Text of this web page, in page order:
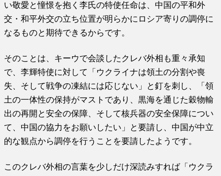
い敬愛と憧憬を抱く李氏の特使任命は、中国の平和外
交・和平外交の立ち位置が明らかにロシア寄りの調停に
なるものと期待できるからです。
そのことは、キーウで会談したクレバ外相も重々承知
で、李輝特使に対して「ウクライナは領土の分割や喪
失、そして戦争の凍結には応じない」と釘を刺し、「領
土の一体性の保持がマストであり、黒海を通じた穀物輸
出の再開と安全の保障、そして核兵器の安全保障につい
て、中国の協力をお願いしたい」と要請し、中国が中立
的な観点から調停を行うことを要請したようです。
このクレバ外相の言葉を少しだけ深読みすれば「ウクラ